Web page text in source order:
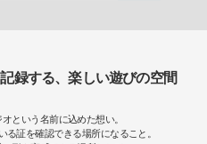
録する、楽しい遊びの空間
という名前に込めた想い。
証を確認できる場所になること。